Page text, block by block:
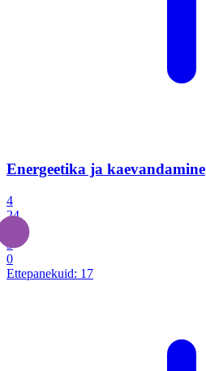
Energeetika ja kaevandamine
4
24
3
0
Ettepanekuid: 17